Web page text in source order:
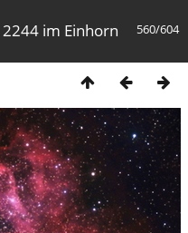
560/604
im Einhorn